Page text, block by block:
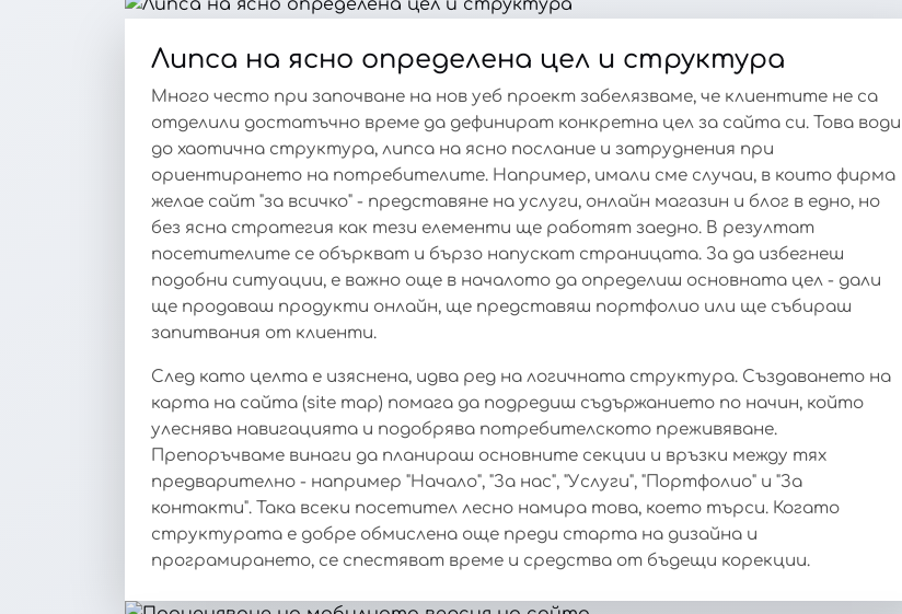
Липса на ясно определена цел и структура
Много често при започване на нов уеб проект забелязваме, че клиентите не са
отделили достатъчно време да дефинират конкретна цел за сайта си. Това води
до хаотична структура, липса на ясно послание и затруднения при
ориентирането на потребителите. Например, имали сме случаи, в които фирма
желае сайт "за всичко" - представяне на услуги, онлайн магазин и блог в едно, но
без ясна стратегия как тези елементи ще работят заедно. В резултат
посетителите се объркват и бързо напускат страницата. За да избегнеш
подобни ситуации, е важно още в началото да определиш основната цел - дали
ще продаваш продукти онлайн, ще представяш портфолио или ще събираш
запитвания от клиенти.
След като целта е изяснена, идва ред на логичната структура. Създаването на
карта на сайта (site map) помага да подредиш съдържанието по начин, който
улеснява навигацията и подобрява потребителското преживяване.
Препоръчваме винаги да планираш основните секции и връзки между тях
предварително - например "Начало", "За нас", "Услуги", "Портфолио" и "За
контакти". Така всеки посетител лесно намира това, което търси. Когато
структурата е добре обмислена още преди старта на дизайна и
програмирането, се спестяват време и средства от бъдещи корекции.